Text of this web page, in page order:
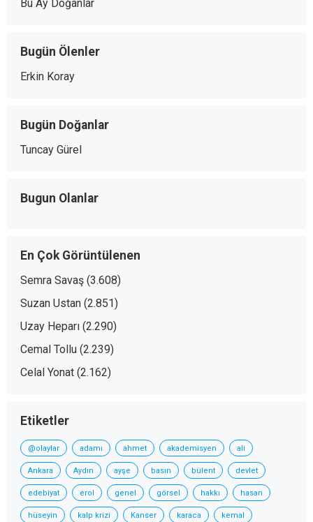
Bu Ay Doğanlar
Bugün Ölenler
Erkin Koray
Bugün Doğanlar
Tuncay Gürel
Bugun Olanlar
En Çok Görüntülenen
Semra Savaş (3.608)
Suzan Ustan (2.851)
Uzay Heparı (2.290)
Cemal Tollu (2.239)
Celal Yonat (2.162)
Etiketler
@olaylar adamı ahmet akademisyen ali
Ankara Aydın ayşe basın bülent devlet
edebiyat erol genel görsel hakkı hasan
hüseyin kalp krizi Kanser karaca kemal